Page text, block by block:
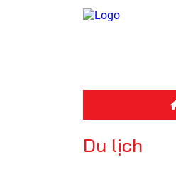
Du lịch